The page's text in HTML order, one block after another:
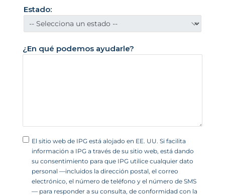
n
i
o
Estado:
¿En qué podemos ayudarle?
El sitio web de IPG está alojado en EE. UU. Si facilita
información a IPG a través de su sitio web, está dando
su consentimiento para que IPG utilice cualquier dato
personal —incluidos la dirección postal, el correo
electrónico, el número de teléfono y el número de SMS
— para responder a su consulta, de conformidad con la